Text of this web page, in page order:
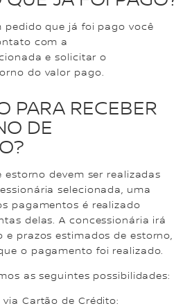
pedido que já foi pago você
com a
e solicitar o
do valor pago.
PARA RECEBER
DE
estorno devem ser realizadas
selecionada, uma
pagamentos é realizado
delas. A concessionária irá
e prazos estimados de estorno,
o pagamento foi realizado.
as seguintes possibilidades:
Cartão de Crédito: